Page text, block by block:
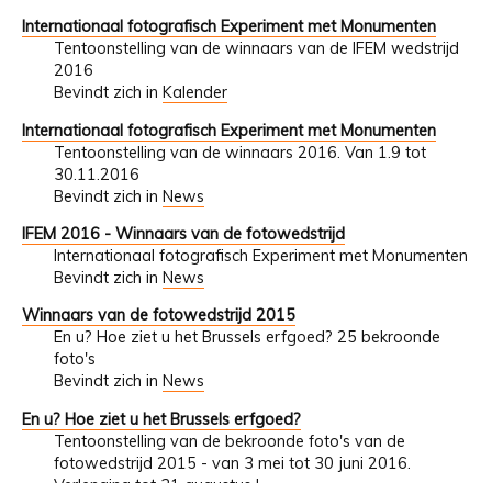
Internationaal fotografisch Experiment met Monumenten
Tentoonstelling van de winnaars van de IFEM wedstrijd
2016
Bevindt zich in Kalender
Internationaal fotografisch Experiment met Monumenten
Tentoonstelling van de winnaars 2016. Van 1.9 tot
30.11.2016
Bevindt zich in News
IFEM 2016 - Winnaars van de fotowedstrijd
Internationaal fotografisch Experiment met Monumenten
Bevindt zich in News
Winnaars van de fotowedstrijd 2015
En u? Hoe ziet u het Brussels erfgoed? 25 bekroonde
foto's
Bevindt zich in News
En u? Hoe ziet u het Brussels erfgoed?
Tentoonstelling van de bekroonde foto's van de
fotowedstrijd 2015 - van 3 mei tot 30 juni 2016.